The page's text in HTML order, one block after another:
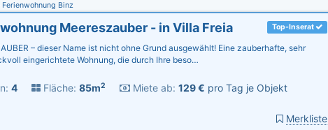
Ferienwohnung Binz
Top-Inserat
Meereszauber - in Villa Freia
– dieser Name ist nicht ohne Grund ausgewählt! Eine zauberhafte, sehr
eingerichtete Wohnung, die durch Ihre beso…
4 Fläche: 85m2 Miete ab: 129 € pro Tag je Objekt
Merkliste